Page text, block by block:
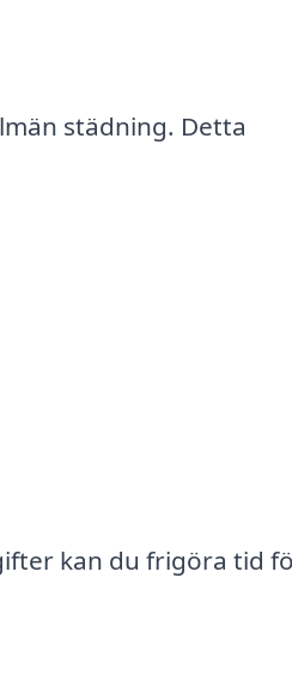
städning. Detta
kan du frigöra tid